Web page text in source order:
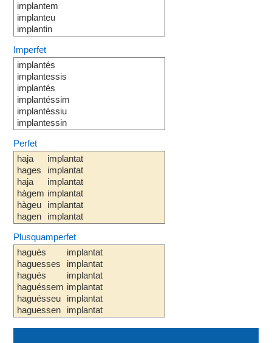
implantem
implanteu
implantin
Imperfet
implantés
implantessis
implantés
implantéssim
implantéssiu
implantessin
Perfet
haja
hages
haja
hàgem
hàgeu
hagen
implantat
implantat
implantat
implantat
implantat
implantat
Plusquamperfet
hagués
haguesses
hagués
haguéssem
haguésseu
haguessen
implantat
implantat
implantat
implantat
implantat
implantat